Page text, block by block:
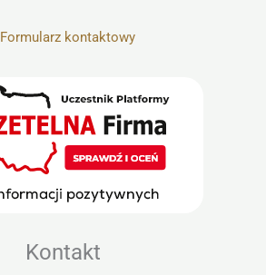
Formularz kontaktowy
Kontakt